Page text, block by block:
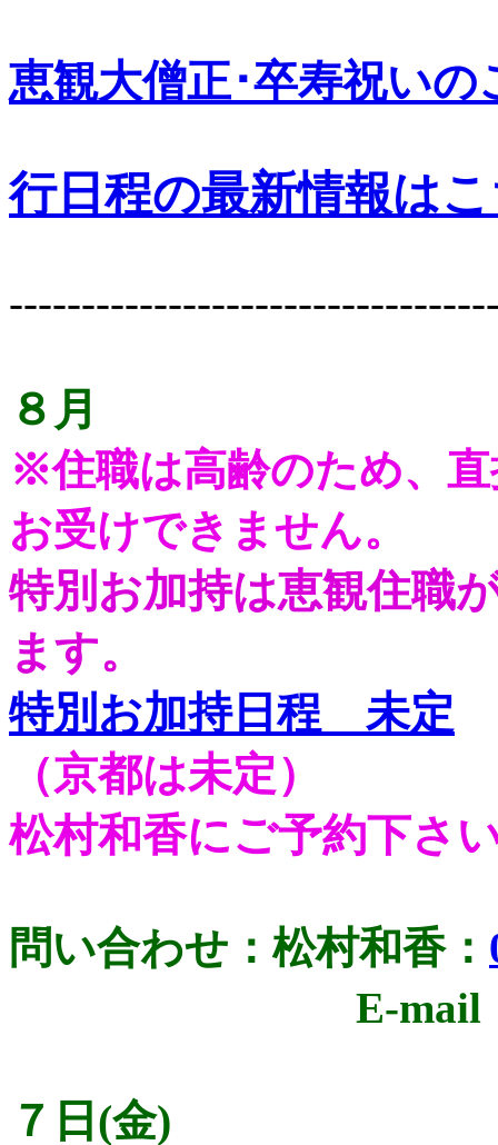
恵観大僧正･卒寿祝いの
行日程の最新情報は
８月
※住職は高齢のため、
お受けできません。
特別お加持は恵観住職
ます。
特別お加持日程 未定
（京都は未定）
松村和香にご予約下さ
問い合わせ：松村和香：
E-mail
７日(金)